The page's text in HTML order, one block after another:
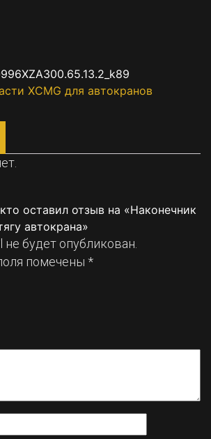
XCMG для автокранов
оставил отзыв на «Наконечник
автокрана»
будет опубликован.
помечены *